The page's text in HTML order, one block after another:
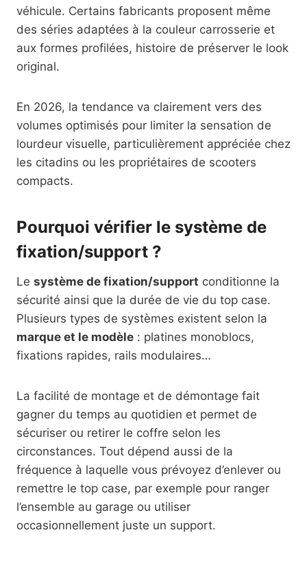
véhicule. Certains fabricants proposent même
des séries adaptées à la couleur carrosserie et
aux formes profilées, histoire de préserver le look
original.
En 2026, la tendance va clairement vers des
volumes optimisés pour limiter la sensation de
lourdeur visuelle, particulièrement appréciée chez
les citadins ou les propriétaires de scooters
compacts.
Pourquoi vérifier le système de
fixation/support ?
Le système de fixation/support conditionne la
sécurité ainsi que la durée de vie du top case.
Plusieurs types de systèmes existent selon la
marque et le modèle : platines monoblocs,
fixations rapides, rails modulaires…
La facilité de montage et de démontage fait
gagner du temps au quotidien et permet de
sécuriser ou retirer le coffre selon les
circonstances. Tout dépend aussi de la
fréquence à laquelle vous prévoyez d’enlever ou
remettre le top case, par exemple pour ranger
l’ensemble au garage ou utiliser
occasionnellement juste un support.